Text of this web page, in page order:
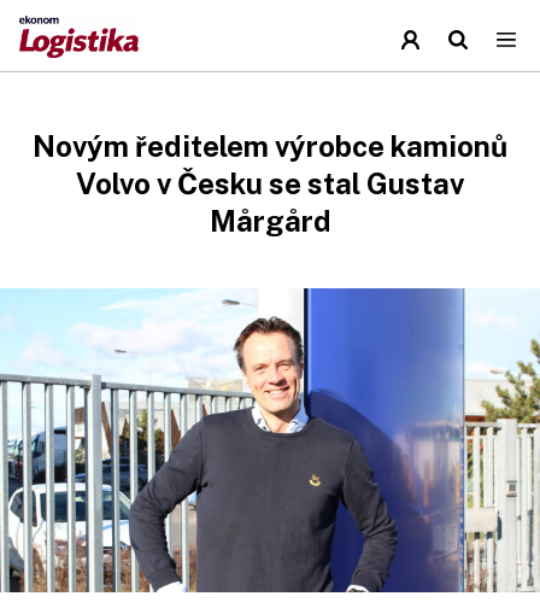
Novým ředitelem výrobce kamionů
Volvo v Česku se stal Gustav
Mårgård